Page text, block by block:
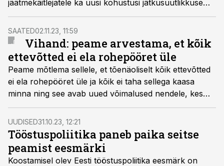
jäätmekäitlejatele ka uusi kohustusi jätkusuutlikkuse
raporteerimiseks, kirjutab KPMG keskkonna ekspert ja
ESG trendide suunanäitaja Marilin Saluveer. Tööstused
on aktiivselt otsimas võimalusi, kuidas oma tarneahelat
lühemaks ja kindlamaks muuta ning kindlustada
ligipääs väiksema jalajäljega ümbertöödeldud
sisendmaterjalile.
SAATED02.11.23, 11:59
Vihand: peame arvestama, et kõik
ettevõtted ei ela rohepööret üle
Peame mõtlema sellele, et tõenäoliselt kõik ettevõtted
ei ela rohepööret üle ja kõik ei taha sellega kaasa
minna ning see avab uued võimalused nendele, kes
elus püsivad, räägib äsja Aasta kestlik ettevõte 2023
tiitli võitnud A Le Coqi juht Jaanus Vihand saates
"Fookuses: tark tööstus".
UUDISED31.10.23, 12:21
Tööstuspoliitika paneb paika seitse
peamist eesmärki
Koostamisel olev Eesti tööstuspoliitika eesmärk on